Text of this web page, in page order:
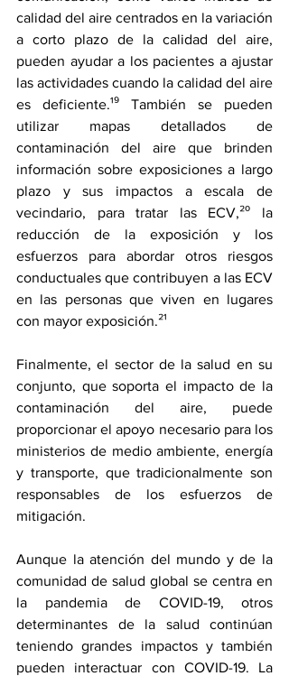
calidad del aire centrados en la variación
a corto plazo de la calidad del aire,
pueden ayudar a los pacientes a ajustar
las actividades cuando la calidad del aire
es deficiente.¹⁹ También se pueden
utilizar mapas detallados de
contaminación del aire que brinden
información sobre exposiciones a largo
plazo y sus impactos a escala de
vecindario, para tratar las ECV,²⁰ la
reducción de la exposición y los
esfuerzos para abordar otros riesgos
conductuales que contribuyen a las ECV
en las personas que viven en lugares
con mayor exposición.²¹
Finalmente, el sector de la salud en su
conjunto, que soporta el impacto de la
contaminación del aire, puede
proporcionar el apoyo necesario para los
ministerios de medio ambiente, energía
y transporte, que tradicionalmente son
responsables de los esfuerzos de
mitigación.
Aunque la atención del mundo y de la
comunidad de salud global se centra en
la pandemia de COVID-19, otros
determinantes de la salud continúan
teniendo grandes impactos y también
pueden interactuar con COVID-19. La